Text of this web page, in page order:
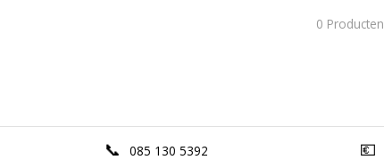
0 Producten
085 130 5392